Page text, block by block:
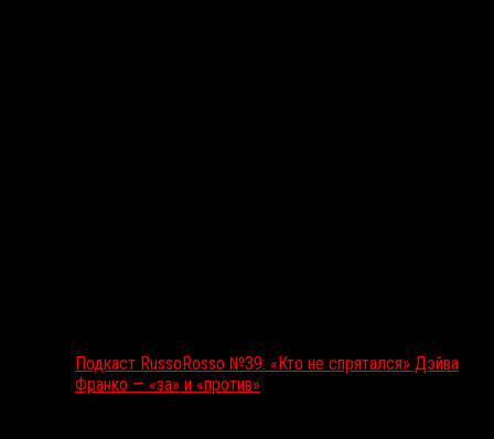
Подкаст RussoRosso №39: «Кто не спрятался» Дэйва
Франко — «за» и «против»